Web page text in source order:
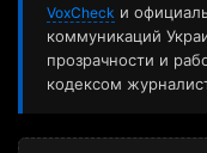
VoxCheck и
коммуникаций
прозрачности и
кодексом